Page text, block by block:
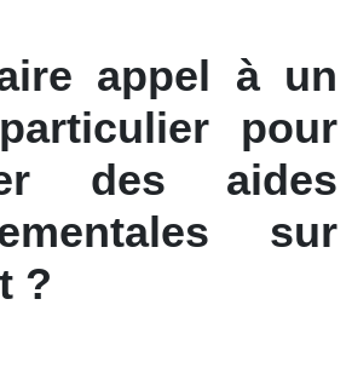
appel à un
pour
des aides
sur
?